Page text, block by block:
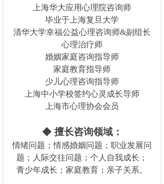
上海华大应用心理院咨询师
毕业于上海复旦大学
清华大学幸福公益心理咨询师&副组长
心理治疗师
婚姻家庭咨询指导师
家庭教育指导师
少儿心理咨询指导师
上海中小学校签约心灵成长导师
上海市心理协会会员
◆ 擅长咨询领域：
情绪问题；情感婚姻问题；职业发展问
题；人际交往问题；个人自我成长；
青少年成长；家庭教育；亲子关系。